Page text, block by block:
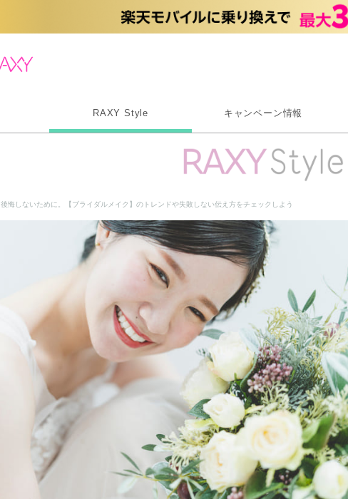
RAXY Style キャンペーン情報
後悔しないために。【ブライダルメイク】のトレンドや失敗しない伝え方をチェックしよう